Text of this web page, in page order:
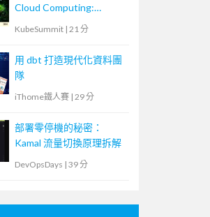
Cloud Computing:
Energy Monitoring with
KubeSummit | 21 分
用 dbt 打造現代化資料團
隊
iThome鐵人賽 | 29 分
部署零停機的秘密：
Kamal 流量切換原理拆解
DevOpsDays | 39 分